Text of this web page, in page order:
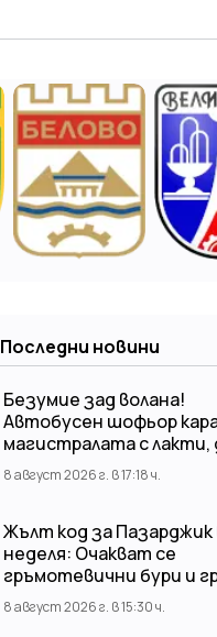
Последни новини
Безумие зад волана!
Автобусен шофьор
магистралата с лакти,
гледа TikTok
8 август 2026 г. в 17:18 ч.
Жълт код за Пазарджик
неделя: Очакват се
гръмотевични бури и
8 август 2026 г. в 15:30 ч.